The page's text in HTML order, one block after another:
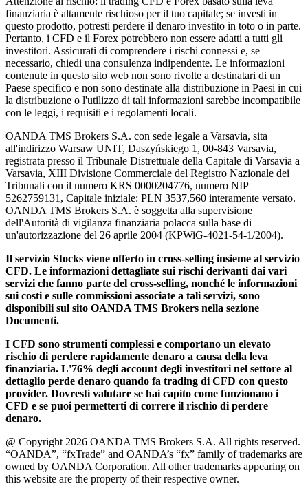
finanziaria è altamente rischioso per il tuo capitale; se investi in
questo prodotto, potresti perdere il denaro investito in toto o in parte.
Pertanto, i CFD e il Forex potrebbero non essere adatti a tutti gli
investitori. Assicurati di comprendere i rischi connessi e, se
necessario, chiedi una consulenza indipendente. Le informazioni
contenute in questo sito web non sono rivolte a destinatari di un
Paese specifico e non sono destinate alla distribuzione in Paesi in cui
la distribuzione o l'utilizzo di tali informazioni sarebbe incompatibile
con le leggi, i requisiti e i regolamenti locali.
OANDA TMS Brokers S.A. con sede legale a Varsavia, sita
all'indirizzo Warsaw UNIT, Daszyńskiego 1, 00-843 Varsavia,
registrata presso il Tribunale Distrettuale della Capitale di Varsavia a
Varsavia, XIII Divisione Commerciale del Registro Nazionale dei
Tribunali con il numero KRS 0000204776, numero NIP
5262759131, Capitale iniziale: PLN 3537,560 interamente versato.
OANDA TMS Brokers S.A. è soggetta alla supervisione
dell'Autorità di vigilanza finanziaria polacca sulla base di
un'autorizzazione del 26 aprile 2004 (KPWiG-4021-54-1/2004).
Il servizio Stocks viene offerto in cross-selling insieme al servizio
CFD. Le informazioni dettagliate sui rischi derivanti dai vari
servizi che fanno parte del cross-selling, nonché le informazioni
sui costi e sulle commissioni associate a tali servizi, sono
disponibili sul sito OANDA TMS Brokers nella sezione
Documenti.
I CFD sono strumenti complessi e comportano un elevato
rischio di perdere rapidamente denaro a causa della leva
finanziaria. L'76% degli account degli investitori nel settore al
dettaglio perde denaro quando fa trading di CFD con questo
provider. Dovresti valutare se hai capito come funzionano i
CFD e se puoi permetterti di correre il rischio di perdere
denaro.
@ Copyright 2026 OANDA TMS Brokers S.A. All rights reserved.
“OANDA”, “fxTrade” and OANDA’s “fx” family of trademarks are
owned by OANDA Corporation. All other trademarks appearing on
this website are the property of their respective owner.